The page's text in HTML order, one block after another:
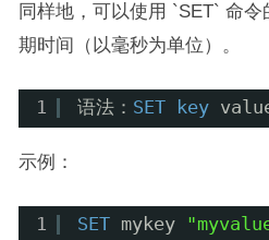
同样地，可以使用 `SET` 命
期时间（以毫秒为单位）。
1 语法： SET key
示例：
1 SET mykey